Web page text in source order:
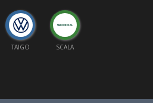
TAIGO SCALA